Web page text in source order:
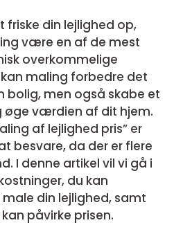
friske din lejlighed op,
være en af de mest
overkommelige
maling forbedre det
bolig, men også skabe et
øge værdien af dit hjem.
af lejlighed pris” er
besvare, da der er flere
I denne artikel vil vi gå i
du kan
din lejlighed, samt
påvirke prisen.